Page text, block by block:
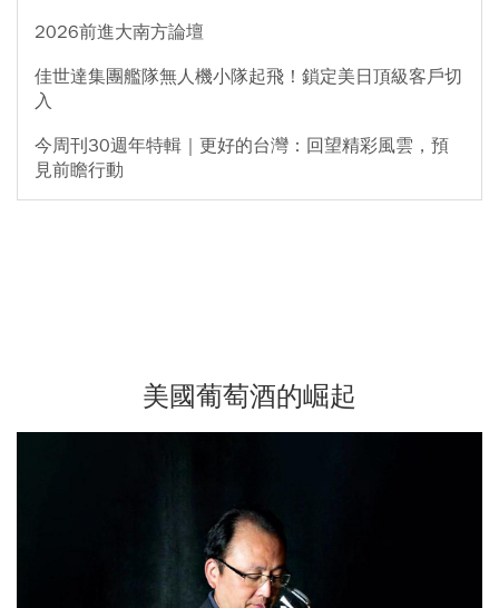
2026前進大南方論壇
佳世達集團艦隊無人機小隊起飛！鎖定美日頂級客戶切
入
今周刊30週年特輯｜更好的台灣：回望精彩風雲，預
見前瞻行動
美國葡萄酒的崛起